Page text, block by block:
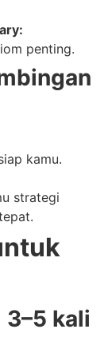
penting.
kamu.
strategi
kali